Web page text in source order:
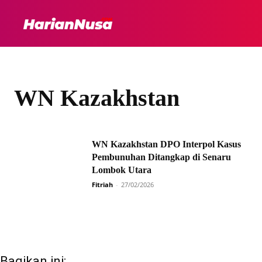
WN Kazakhstan
WN Kazakhstan DPO Interpol Kasus
Pembunuhan Ditangkap di Senaru
Lombok Utara
Fitriah - 27/02/2026